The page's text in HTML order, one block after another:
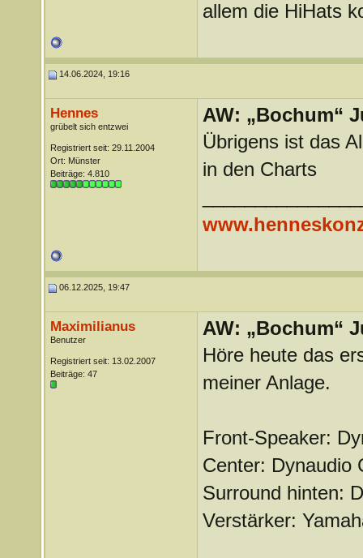
allem die HiHats
14.06.2024, 19:16
Hennes
grübelt sich entzwei
Registriert seit: 29.11.2004
Ort: Münster
Beiträge: 4.810
AW: „Bochum“
Übrigens ist das
in den Charts
06.12.2025, 19:47
Maximilianus
Benutzer
Registriert seit: 13.02.2007
Beiträge: 47
AW: „Bochum“
Höre heute das
meiner Anlage.
Front-Speaker:
Center: Dynaudio
Surround hinten:
Verstärker: